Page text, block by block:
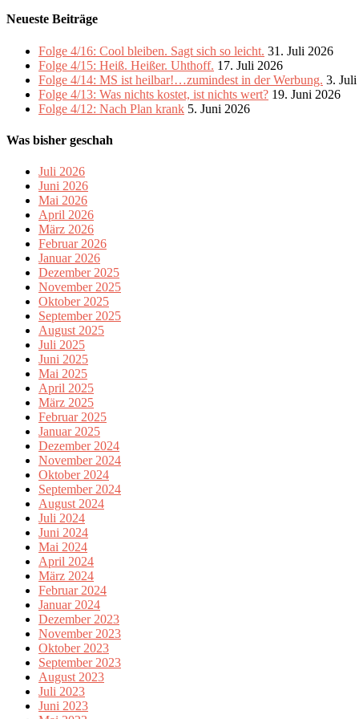
Neueste Beiträge
Folge 4/16: Cool bleiben. Sagt sich so leicht. 31. Juli 2026
Folge 4/15: Heiß. Heißer. Uhthoff. 17. Juli 2026
Folge 4/14: MS ist heilbar!…zumindest in der Werbung. 3.
Folge 4/13: Was nichts kostet, ist nichts wert? 19. Juni 2026
Folge 4/12: Nach Plan krank 5. Juni 2026
Was bisher geschah
Juli 2026
Juni 2026
Mai 2026
April 2026
März 2026
Februar 2026
Januar 2026
Dezember 2025
November 2025
Oktober 2025
September 2025
August 2025
Juli 2025
Juni 2025
Mai 2025
April 2025
März 2025
Februar 2025
Januar 2025
Dezember 2024
November 2024
Oktober 2024
September 2024
August 2024
Juli 2024
Juni 2024
Mai 2024
April 2024
März 2024
Februar 2024
Januar 2024
Dezember 2023
November 2023
Oktober 2023
September 2023
August 2023
Juli 2023
Juni 2023